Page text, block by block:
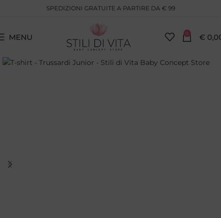
SPEDIZIONI GRATUITE A PARTIRE DA € 99
MENU 0 €